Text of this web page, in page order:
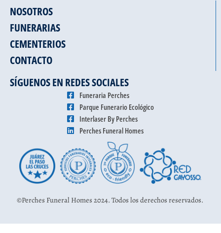
NOSOTROS
FUNERARIAS
CEMENTERIOS
CONTACTO
SÍGUENOS EN REDES SOCIALES
Funeraria Perches
Parque Funerario Ecológico
Interlaser By Perches
Perches Funeral Homes
©Perches Funeral Homes 2024. Todos los derechos reservados.